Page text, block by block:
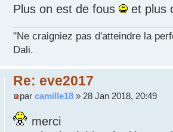
Plus on est de fous et plus
"Ne craigniez pas d'atteindre la
Dali.
Re: eve2017
parcamille18 » 28 Jan 2018, 20:49
merci